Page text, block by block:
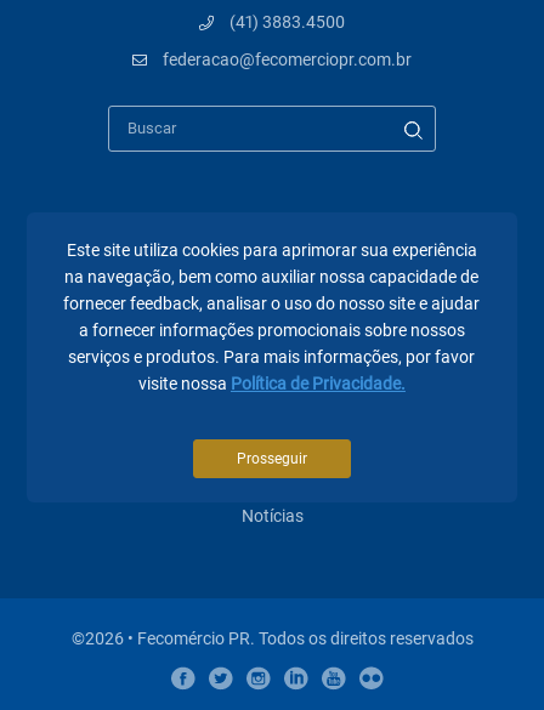
(41) 3883.4500
federacao@fecomerciopr.com.br
Sindicatos
Institucional
Eventos
Notícias
©2026 • Fecomércio PR. Todos os direitos reservados
Este site utiliza cookies para aprimorar sua experiência
na navegação, bem como auxiliar nossa capacidade de
fornecer feedback, analisar o uso do nosso site e ajudar
a fornecer informações promocionais sobre nossos
serviços e produtos. Para mais informações, por favor
visite nossa Política de Privacidade.
Prosseguir